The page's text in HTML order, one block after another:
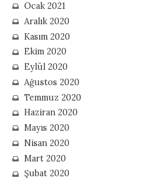
Ocak 2021
Aralık 2020
Kasım 2020
Ekim 2020
Eylül 2020
Ağustos 2020
Temmuz 2020
Haziran 2020
Mayıs 2020
Nisan 2020
Mart 2020
Şubat 2020